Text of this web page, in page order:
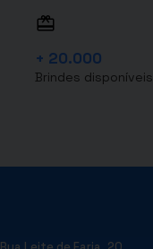
+ 20.000
Brindes disponíveis